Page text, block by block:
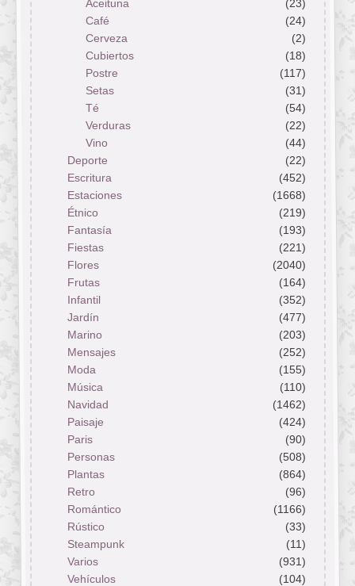
Aceituna
(23)
Café
(24)
Cerveza
(2)
Cubiertos
(18)
Postre
(117)
Setas
(31)
Té
(54)
Verduras
(22)
Vino
(44)
Deporte
(22)
Escritura
(452)
Estaciones
(1668)
Étnico
(219)
Fantasía
(193)
Fiestas
(221)
Flores
(2040)
Frutas
(164)
Infantil
(352)
Jardín
(477)
Marino
(203)
Mensajes
(252)
Moda
(155)
Música
(110)
Navidad
(1462)
Paisaje
(424)
Paris
(90)
Personas
(508)
Plantas
(864)
Retro
(96)
Romántico
(1166)
Rústico
(33)
Steampunk
(11)
Varios
(931)
Vehículos
(104)